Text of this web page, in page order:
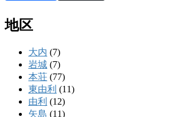
地区
大内 (7)
岩城 (7)
本荘 (77)
東由利 (11)
由利 (12)
矢島 (11)